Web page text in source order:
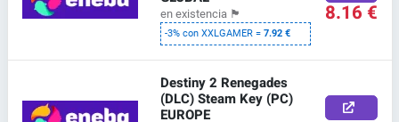
en existencia 🏴
-3% con XXLGAMER =7.92 €
8.16 €
Destiny 2 Renegades
(DLC) Steam Key (PC)
EUROPE